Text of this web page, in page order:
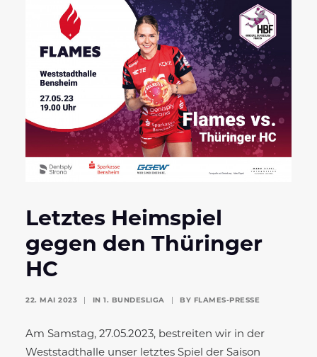
Letztes Heimspiel
gegen den Thüringer
HC
22. MAI 2023 IN 1. BUNDESLIGA BY FLAMES-PRESSE
Am Samstag, 27.05.2023, bestreiten wir in der
Weststadthalle unser letztes Spiel der Saison